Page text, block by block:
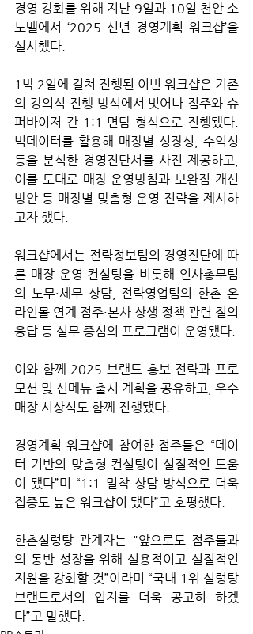
경영 강화를 위해 지난 9일과 10일 천안 소
노벨에서 ‘2025 신년 경영계획 워크샵’을
실시했다.
1박 2일에 걸쳐 진행된 이번 워크샵은 기존
의 강의식 진행 방식에서 벗어나 점주와 슈
퍼바이저 간 1:1 면담 형식으로 진행됐다.
빅데이터를 활용해 매장별 성장성, 수익성
등을 분석한 경영진단서를 사전 제공하고,
이를 토대로 매장 운영방침과 보완점 개선
방안 등 매장별 맞춤형 운영 전략을 제시하
고자 했다.
워크샵에서는 전략정보팀의 경영진단에 따
른 매장 운영 컨설팅을 비롯해 인사총무팀
의 노무·세무 상담, 전략영업팀의 한촌 온
라인몰 연계 점주·본사 상생 정책 관련 질의
응답 등 실무 중심의 프로그램이 운영됐다.
이와 함께 2025 브랜드 홍보 전략과 프로
모션 및 신메뉴 출시 계획을 공유하고, 우수
매장 시상식도 함께 진행됐다.
경영계획 워크샵에 참여한 점주들은 “데이
터 기반의 맞춤형 컨설팅이 실질적인 도움
이 됐다”며 “1:1 밀착 상담 방식으로 더욱
집중도 높은 워크샵이 됐다”고 호평했다.
한촌설렁탕 관계자는 "앞으로도 점주들과
의 동반 성장을 위해 실용적이고 실질적인
지원을 강화할 것”이라며 “국내 1위 설렁탕
브랜드로서의 입지를 더욱 공고히 하겠
다”고 말했다.